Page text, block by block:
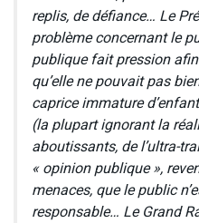
replis, de défiance… Le
problème concernant le
publique fait pression
qu’elle ne pouvait pas
caprice immature
(la plupart ignorant la
aboutissants, de l’ultra-
« opinion publique »,
menaces, que le public
responsable… Le Grand